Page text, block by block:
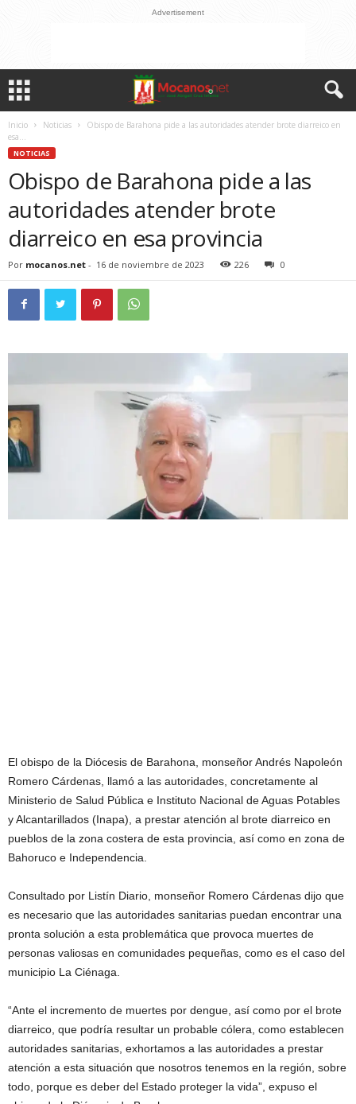
Advertisement
Inicio Noticias
Obispo de Barahona pide a las autoridades atender brote diarreico en
esa...
NOTICIAS
Obispo de Barahona pide a las
autoridades atender brote
diarreico en esa provincia
Por mocanos.net - 16 de noviembre de 2023 226 0
El obispo de la Diócesis de Barahona, monseñor Andrés Napoleón
Romero Cárdenas, llamó a las autoridades, concretamente al
Ministerio de Salud Pública e Instituto Nacional de Aguas Potables
y Alcantarillados (Inapa), a prestar atención al brote diarreico en
pueblos de la zona costera de esta provincia, así como en zona de
Bahoruco e Independencia.
Consultado por Listín Diario, monseñor Romero Cárdenas dijo que
es necesario que las autoridades sanitarias puedan encontrar una
pronta solución a esta problemática que provoca muertes de
personas valiosas en comunidades pequeñas, como es el caso del
municipio La Ciénaga.
“Ante el incremento de muertes por dengue, así como por el brote
diarreico, que podría resultar un probable cólera, como establecen
autoridades sanitarias, exhortamos a las autoridades a prestar
atención a esta situación que nosotros tenemos en la región, sobre
todo, porque es deber del Estado proteger la vida”, expuso el